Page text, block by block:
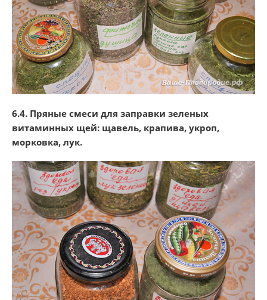
6.4. Пряные смеси для заправки зеленых
витаминных щей: щавель, крапива, укроп,
морковка, лук.